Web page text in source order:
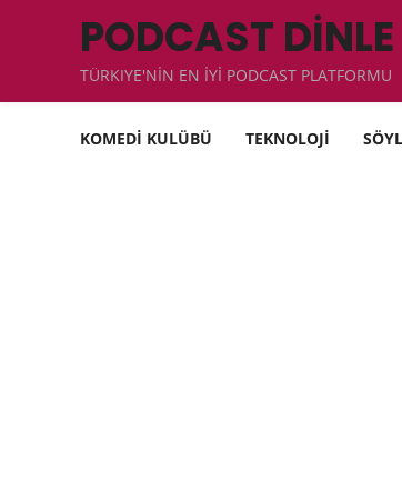
PODCAST DİNLE
TÜRKIYE'NİN EN İYİ PODCAST PLATFORMU
KOMEDİ KULÜBÜ TEKNOLOJİ